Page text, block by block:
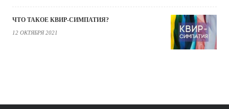
ЧТО ТАКОЕ КВИР-СИМПАТИЯ?
12 ОКТЯБРЯ 2021